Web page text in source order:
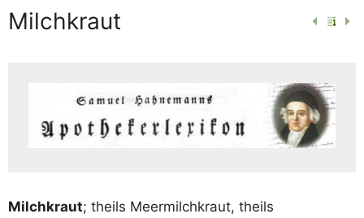
Milchkraut
Milch­kraut; theils Meer­milch­kraut, theils